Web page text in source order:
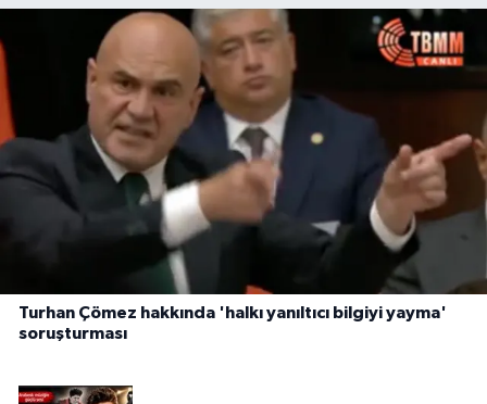
Turhan Çömez hakkında 'halkı yanıltıcı bilgiyi yayma'
soruşturması